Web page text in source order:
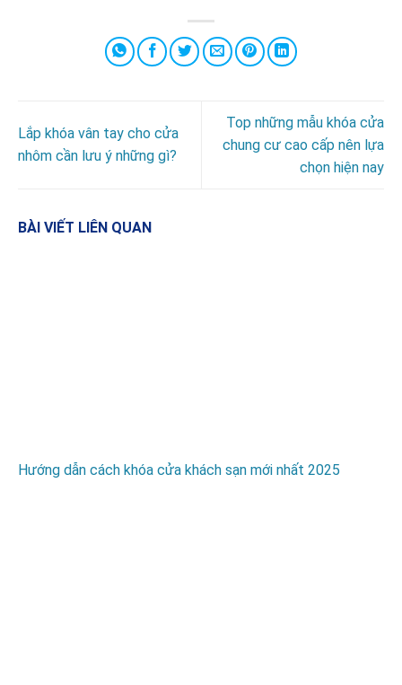
Lắp khóa vân tay cho cửa
nhôm cần lưu ý những gì?
Top những mẫu khóa cửa
chung cư cao cấp nên lựa
chọn hiện nay
BÀI VIẾT LIÊN QUAN
Hướng dẫn cách khóa cửa khách sạn mới nhất 2025